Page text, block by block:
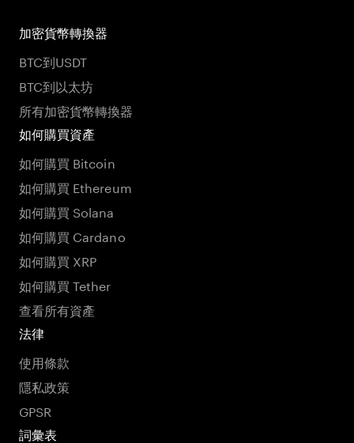
加密貨幣轉換器
BTC到USDT
BTC到以太坊
所有加密貨幣轉換器
如何購買資產
如何購買 Bitcoin
如何購買 Ethereum
如何購買 Solana
如何購買 Cardano
如何購買 XRP
如何購買 Tether
查看所有資產
法律
使用條款
隱私政策
GPSR
詞彙表